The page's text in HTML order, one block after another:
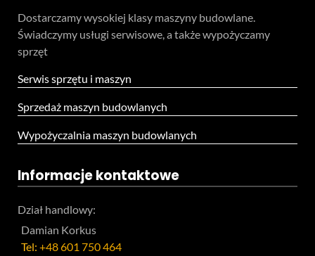
Dostarczamy wysokiej klasy maszyny budowlane.
Świadczymy usługi serwisowe, a także wypożyczamy
sprzęt
Serwis sprzętu i maszyn
Sprzedaż maszyn budowlanych
Wypożyczalnia maszyn budowlanych
Informacje kontaktowe
Dział handlowy:
Damian Korkus
Tel: +48 601 750 464